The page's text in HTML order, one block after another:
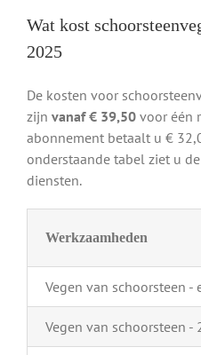
Wat kost
2025
De kosten voor
zijn vanaf € 39,50voor één
abonnement betaalt u €
onderstaande tabel ziet u
diensten.
Werkzaamheden
Vegen van schoorsteen -
Vegen van schoorsteen -